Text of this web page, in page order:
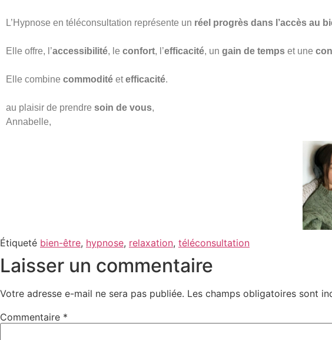
L’Hypnose en téléconsultation représente un réel progrès dans l’accès au
Elle offre, l’accessibilité, le confort, l’efficacité, un gain de temps et une
Elle combine commodité etefficacité.
au plaisir de prendre soin de vous,
Annabelle,
Étiqueté bien-être, hypnose, relaxation, téléconsultation
Laisser un commentaire
Votre adresse e-mail ne sera pas publiée. Les champs obligatoires sont
Commentaire *